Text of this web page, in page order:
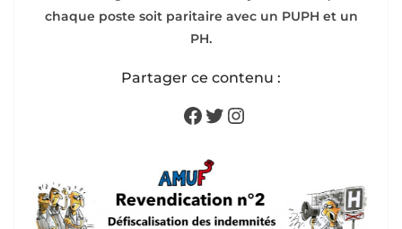
chaque poste soit paritaire avec un PUPH et un
PH.
Partager ce contenu :
Facebook
Twitter
Instagram